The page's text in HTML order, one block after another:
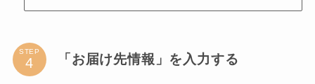
STEP
「お届け先情報」を入力する